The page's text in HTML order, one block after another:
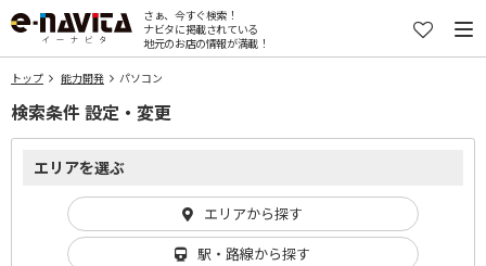
さぁ、今すぐ検索！
ナビタに掲載されている
地元のお店の情報が満載！
トップ 能力開発 パソコン
検索条件 設定・変更
エリアを選ぶ
エリアから探す
駅・路線から探す